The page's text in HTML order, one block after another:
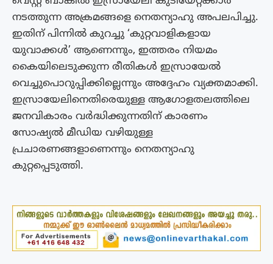
നടത്തുന്ന അക്രമങ്ങളെ നെതന്യാഹു അപലപിച്ചു.
ഇതിന് പിന്നിൽ കുറച്ചു ‘കുറ്റവാളികളായ
യുവാക്കൾ’ ആണെന്നും, ഇത്തരം നിയമം
കൈയിലെടുക്കുന്ന രീതികൾ ഇസ്രായേൽ
വെച്ചുപൊറുപ്പിക്കില്ലെന്നും അദ്ദേഹം വ്യക്തമാക്കി.
ഇസ്രായേലിനെതിരെയുള്ള ആഗോളതലത്തിലെ
ജനവികാരം വർദ്ധിക്കുന്നതിന് കാരണം
സോഷ്യൽ മീഡിയ വഴിയുള്ള
പ്രചാരണങ്ങളാണെന്നും നെതന്യാഹു
കുറ്റപ്പെടുത്തി.